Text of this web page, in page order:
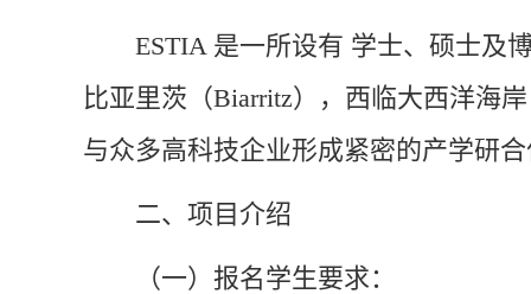
ESTIA 是一所设有 学士、硕士及
比亚里茨（Biarritz），西临大西洋海
与众多高科技企业形成紧密的产学研
二、项目介绍
（一）报名学生要求：